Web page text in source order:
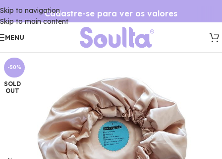
Skip to navigation
Skip to main content
Cadastre-se para ver os valores
MENU
-50%
SOLD
OUT